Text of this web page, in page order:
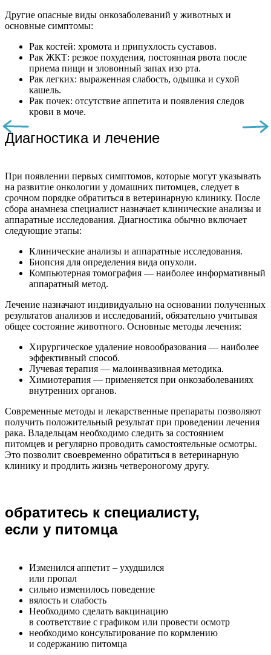
Другие опасные виды онкозаболеваний у животных и
основные симптомы:
Рак костей: хромота и припухлость суставов.
Рак ЖКТ: резкое похудения, постоянная рвота после
приема пищи и зловонный запах изо рта.
Рак легких: выраженная слабость, одышка и сухой
кашель.
Рак почек: отсутствие аппетита и появления следов
крови в моче.
Диагностика и лечение
При появлении первых симптомов, которые могут указывать
на развитие онкологии у домашних питомцев, следует в
срочном порядке обратиться в ветеринарную клинику. После
сбора анамнеза специалист назначает клинические анализы и
аппаратные исследования. Диагностика обычно включает
следующие этапы:
Клинические анализы и аппаратные исследования.
Биопсия для определения вида опухоли.
Компьютерная томография — наиболее информативный
аппаратный метод.
Лечение назначают индивидуально на основании полученных
результатов анализов и исследований, обязательно учитывая
общее состояние животного. Основные методы лечения:
Хирургическое удаление новообразования — наиболее
эффективный способ.
Лучевая терапия — малоинвазивная методика.
Химиотерапия — применяется при онкозаболеваниях
внутренних органов.
Современные методы и лекарственные препараты позволяют
получить положительный результат при проведении лечения
рака. Владельцам необходимо следить за состоянием
питомцев и регулярно проводить самостоятельные осмотры.
Это позволит своевременно обратиться в ветеринарную
клинику и продлить жизнь четвероногому другу.
обратитесь к специалисту,
если у питомца
Изменился аппетит – ухудшился
или пропал
сильно изменилось поведение
вялость и слабость
Необходимо сделать вакцинацию
в соответствие с графиком или провести осмотр
необходимо консультирование по кормлению
и содержанию питомца